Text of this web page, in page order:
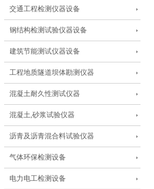
交通工程检测仪器设备
钢结构检测试验仪器设备
建筑节能测试仪器设备
工程地质隧道坝体勘测仪器
混凝土耐久性测试仪器
混凝土,砂浆试验仪器
沥青及沥青混合料试验仪器
气体环保检测设备
电力电工检测设备